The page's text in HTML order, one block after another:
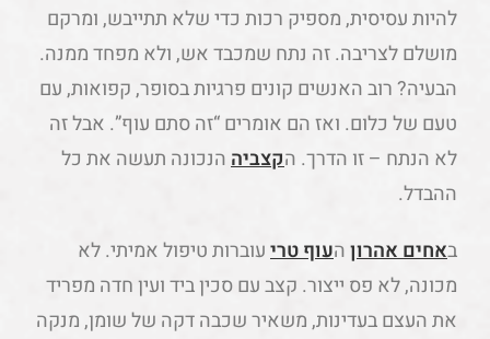
להיות עסיסית, מספיק רכות כדי שלא תתייבש, ומרקם
מושלם לצריבה. זה נתח שמכבד אש, ולא מפחד ממנה.
הבעיה? רוב האנשים קונים פרגיות בסופר, קפואות, עם
טעם של כלום. ואז הם אומרים “זה סתם עוף”. אבל זה
לא הנתח – זו הדרך. הקצביההנכונה תעשה את כל
ההבדל.
באחים אהרוןהעוף טריעוברות טיפול אמיתי. לא
מכונה, לא פס ייצור. קצב עם סכין ביד ועין חדה מפריד
את העצם בעדינות, משאיר שכבה דקה של שומן, מנקה